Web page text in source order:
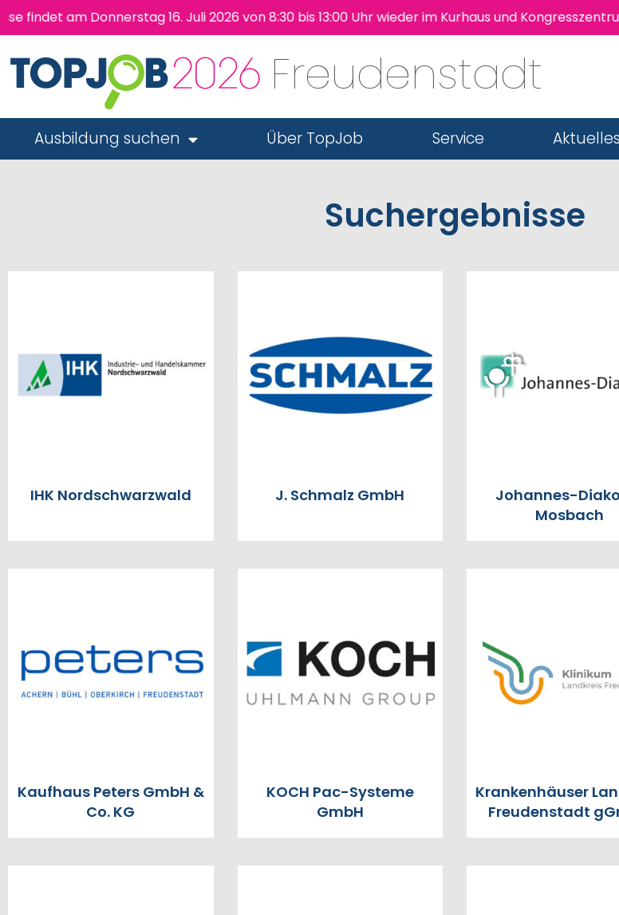
am Donnerstag 16. Juli 2026 von 8:30 bis 13:00 Uhr wieder im Kurhaus und
Freudenstadt
Ausbildung suchen Über TopJob Service Aktuelles
Suchergebnisse
IHK Nordschwarzwald J. Schmalz GmbH
Johannes-
Mosbach
Kaufhaus Peters GmbH &
Co. KG
KOCH Pac-Systeme
GmbH
Krankenhäuser
Freudenstadt